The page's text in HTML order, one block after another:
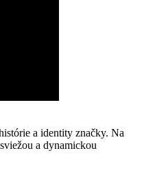
a identity značky. Na
a dynamickou